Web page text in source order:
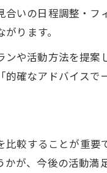
婚相談所の相談か
進めるIBJカウンセリ
したIBJオンライン
結婚相談所の充実サ
ングで分かるIBJのサ
婚相談所のサポート
相談所IBJの安心サ
いの日程調整・
ります。
や活動方法を提
確なアドバイスで
較することが重
が、今後の活動満